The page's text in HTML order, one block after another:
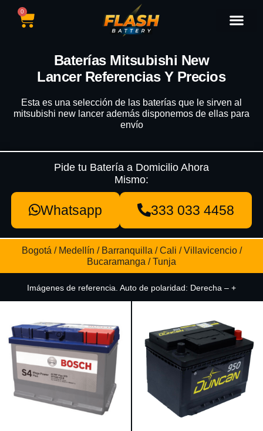
0
Baterías Mitsubishi New
Lancer Referencias Y Precios
Esta es una selección de las baterías que le sirven al
mitsubishi new lancer además disponemos de ellas para
envío
Pide tu Batería a Domicilio Ahora
Mismo:
Whatsapp 333 033 4458
Bogotá / Medellín / Barranquilla / Cali / Villavicencio /
Bucaramanga / Tunja
Imágenes de referencia. Auto de polaridad: Derecha – +